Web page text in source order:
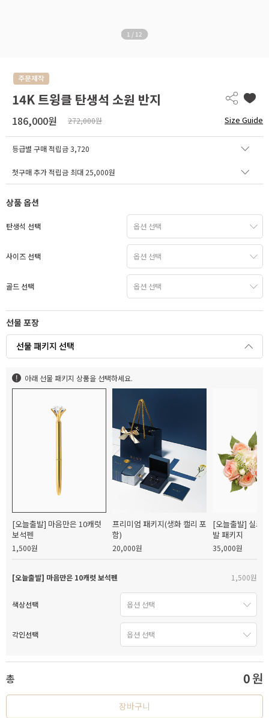
1 / 12
14K 트윙클 탄생석 소원 반지
186,000원 272,000원 Size Guide
등급별 구매 적립금3,720
첫구매 추가 적립금 최대 25,000원
상품 옵션
탄생석 선택
사이즈 선택
골드 선택
선물 포장
선물 패키지 선택
아래 선물 패키지 상품을 선택하세요.
[오늘출발] 마음만은 10캐럿
보석펜
1,500원
프리미엄 패키지(생화 캘리 포
함)
20,000원
[오늘출발] 실크
발 패키지
35,000원
[오늘출발] 마음만은 10캐럿 보석펜 1,500원
색상선택
각인선택
총 0원
장바구니